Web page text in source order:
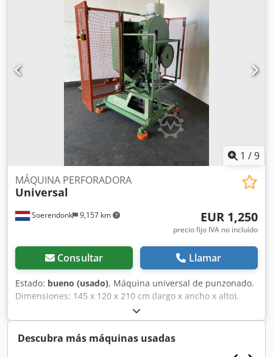
1 /9
Soerendonk 9,157 km
MÁQUINA PERFORADORA
Universal
EUR 1,250
precio fijo IVA no incluído
Consultar Llamar
Estado: bueno (usado), Máquina universal de punzonado.
Dimensiones: 145 x 120 x 210 cm (largo x ancho x alto).
Descubra más máquinas usadas